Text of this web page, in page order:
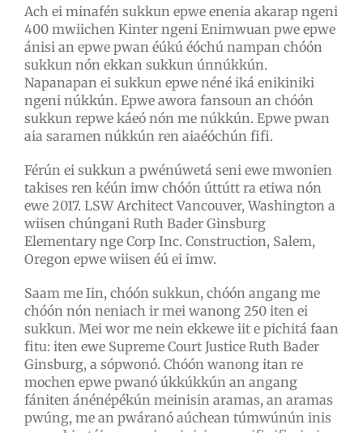
Ach ei minafén sukkun epwe enenia akarap ngeni
400 mwiichen Kinter ngeni Enimwuan pwe epwe
ánisi an epwe pwan éúkú éóchú nampan chóón
sukkun nón ekkan sukkun únnúkkún.
Napanapan ei sukkun epwe néné iká enikiniki
ngeni núkkún. Epwe awora fansoun an chóón
sukkun repwe káeó nón me núkkún. Epwe pwan
aia saramen núkkún ren aiaéóchún fifi.
Férún ei sukkun a pwénúwetá seni ewe mwonien
takises ren kéún imw chóón úttútt ra etiwa nón
ewe 2017. LSW Architect Vancouver, Washington a
wiisen chúngani Ruth Bader Ginsburg
Elementary nge Corp Inc. Construction, Salem,
Oregon epwe wiisen éú ei imw.
Saam me Iin, chóón sukkun, chóón angang me
chóón nón neniach ir mei wanong 250 iten ei
sukkun. Mei wor me nein ekkewe iit e pichitá faan
fitu: iten ewe Supreme Court Justice Ruth Bader
Ginsburg, a sópwonó. Chóón wanong itan re
mochen epwe pwanó úkkúkkún an angang
fániten ánénépékún meinisin aramas, an aramas
pwúng, me an pwáranó aúchean túmwúnún inis